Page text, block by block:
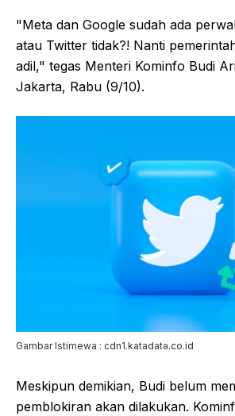
"Meta dan Google sudah ada
atau Twitter tidak?! Nanti
adil," tegas Menteri Kominfo Budi
Jakarta, Rabu (9/10).
Gambar Istimewa : cdn1.katadata.co.id
Meskipun demikian, Budi belum
pemblokiran akan dilakukan.